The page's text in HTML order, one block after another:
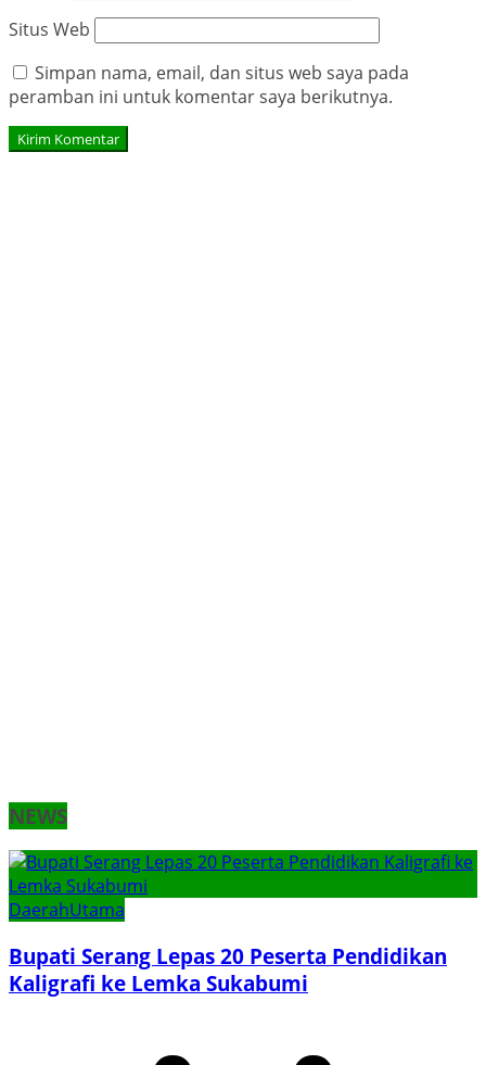
Situs Web
Simpan nama, email, dan situs web saya pada
peramban ini untuk komentar saya berikutnya.
NEWS
DaerahUtama
Bupati Serang Lepas 20 Peserta Pendidikan
Kaligrafi ke Lemka Sukabumi